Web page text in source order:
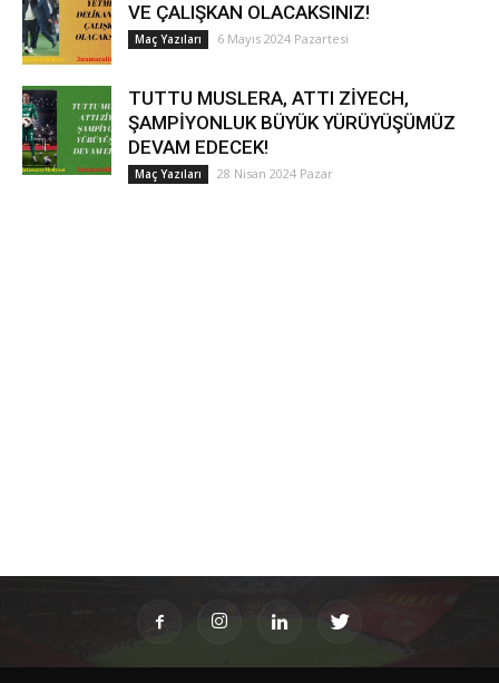
VE ÇALIŞKAN OLACAKSINIZ!
Maç Yazıları 6 Mayıs 2024 Pazartesi
TUTTU MUSLERA, ATTI ZİYECH,
ŞAMPİYONLUK BÜYÜK YÜRÜYÜŞÜMÜZ
DEVAM EDECEK!
Maç Yazıları 28 Nisan 2024 Pazar